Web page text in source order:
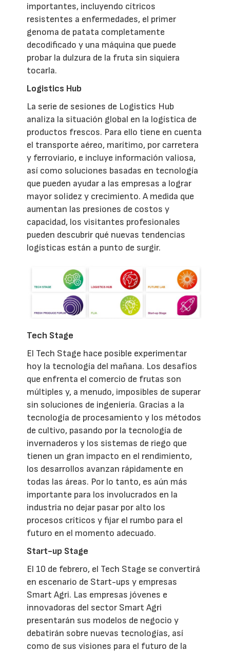
importantes, incluyendo cítricos
resistentes a enfermedades, el primer
genoma de patata completamente
decodificado y una máquina que puede
probar la dulzura de la fruta sin siquiera
tocarla.
Logistics Hub
La serie de sesiones de Logistics Hub
analiza la situación global en la logística de
productos frescos. Para ello tiene en cuenta
el transporte aéreo, marítimo, por carretera
y ferroviario, e incluye información valiosa,
así como soluciones basadas en tecnología
que pueden ayudar a las empresas a lograr
mayor solidez y crecimiento. A medida que
aumentan las presiones de costos y
capacidad, los visitantes profesionales
pueden descubrir qué nuevas tendencias
logísticas están a punto de surgir.
Tech Stage
El Tech Stage hace posible experimentar
hoy la tecnología del mañana. Los desafíos
que enfrenta el comercio de frutas son
múltiples y, a menudo, imposibles de superar
sin soluciones de ingeniería. Gracias a la
tecnología de procesamiento y los métodos
de cultivo, pasando por la tecnología de
invernaderos y los sistemas de riego que
tienen un gran impacto en el rendimiento,
los desarrollos avanzan rápidamente en
todas las áreas. Por lo tanto, es aún más
importante para los involucrados en la
industria no dejar pasar por alto los
procesos críticos y fijar el rumbo para el
futuro en el momento adecuado.
Start-up Stage
El 10 de febrero, el Tech Stage se convertirá
en escenario de Start-ups y empresas
Smart Agri. Las empresas jóvenes e
innovadoras del sector Smart Agri
presentarán sus modelos de negocio y
debatirán sobre nuevas tecnologías, así
como de sus visiones para el futuro de la